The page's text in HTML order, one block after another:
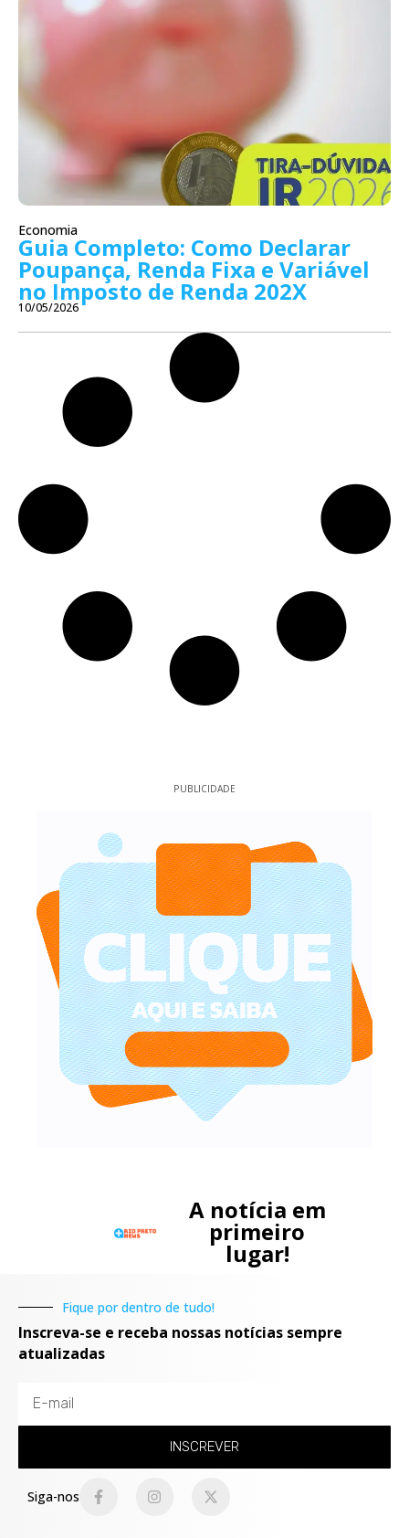
Economia
Guia Completo: Como Declarar
Poupança, Renda Fixa e Variável
no Imposto de Renda 202X
10/05/2026
PUBLICIDADE
A notícia em
primeiro
lugar!
Fique por dentro de tudo!
Inscreva-se e receba nossas notícias sempre
atualizadas
INSCREVER
Siga-nos